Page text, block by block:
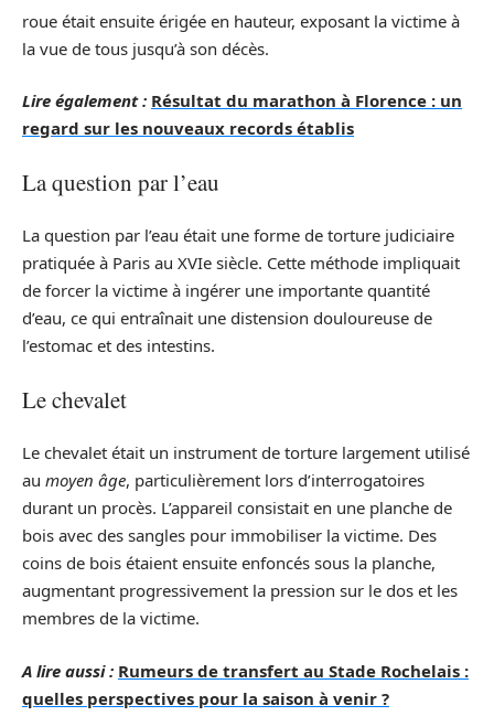
roue était ensuite érigée en hauteur, exposant la victime à
la vue de tous jusqu’à son décès.
Lire également : Résultat du marathon à Florence : un
regard sur les nouveaux records établis
La question par l’eau
La question par l’eau était une forme de torture judiciaire
pratiquée à Paris au XVIe siècle. Cette méthode impliquait
de forcer la victime à ingérer une importante quantité
d’eau, ce qui entraînait une distension douloureuse de
l’estomac et des intestins.
Le chevalet
Le chevalet était un instrument de torture largement utilisé
au moyen âge, particulièrement lors d’interrogatoires
durant un procès. L’appareil consistait en une planche de
bois avec des sangles pour immobiliser la victime. Des
coins de bois étaient ensuite enfoncés sous la planche,
augmentant progressivement la pression sur le dos et les
membres de la victime.
A lire aussi : Rumeurs de transfert au Stade Rochelais :
quelles perspectives pour la saison à venir ?